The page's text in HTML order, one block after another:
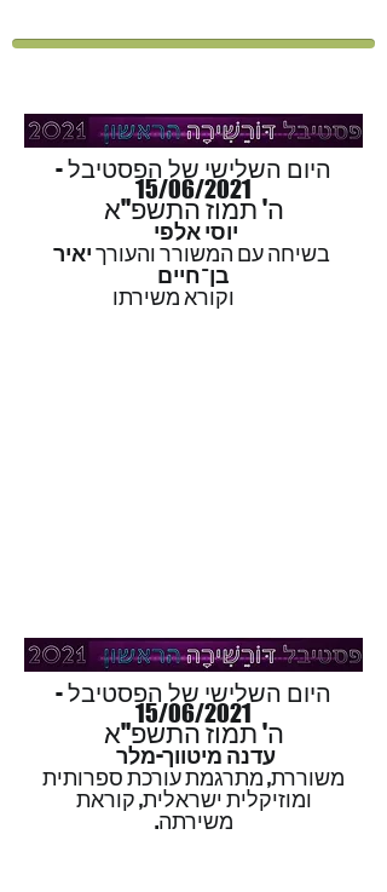
היום השלישי של הפסטיבל -
15/06/2021
ה' תמוז התשפ"א
יוסי אלפי
בשיחה עם המשורר והעורךיאיר
בן־חיים
וקורא משירתו
היום השלישי של הפסטיבל -
15/06/2021
ה' תמוז התשפ"א
עדנה מיטווך-מלר
משוררת, מתרגמת עורכת ספרותית
ומוזיקלית ישראלית, קוראת
משירתה.